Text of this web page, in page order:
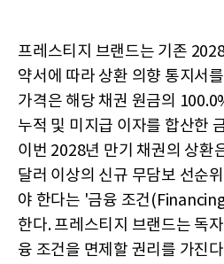
프레스티지 브랜드는 기존
약서에 따라 상환 의향 통지서
가격은 해당 채권 원금의
누적 및 미지급 이자를 합산한
이번 2028년 만기 채권의 상환
달러 이상의 신규 무담보 선순
야 한다는 '금융 조건
한다. 프레스티지 브랜드는 독
융 조건을 면제할 권리를 가진